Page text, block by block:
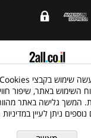
השימוש באתר, שיפור
המשך גלישה באתר
ניתן לעיין